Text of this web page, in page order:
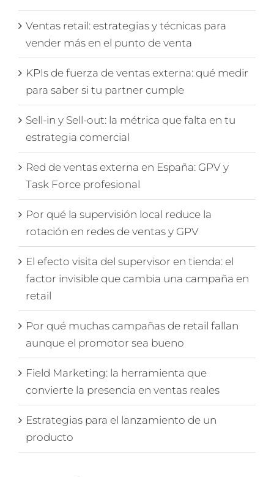
Ventas retail: estrategias y técnicas para
vender más en el punto de venta
KPIs de fuerza de ventas externa: qué medir
para saber si tu partner cumple
Sell-in y Sell-out: la métrica que falta en tu
estrategia comercial
Red de ventas externa en España: GPV y
Task Force profesional
Por qué la supervisión local reduce la
rotación en redes de ventas y GPV
El efecto visita del supervisor en tienda: el
factor invisible que cambia una campaña en
retail
Por qué muchas campañas de retail fallan
aunque el promotor sea bueno
Field Marketing: la herramienta que
convierte la presencia en ventas reales
Estrategias para el lanzamiento de un
producto